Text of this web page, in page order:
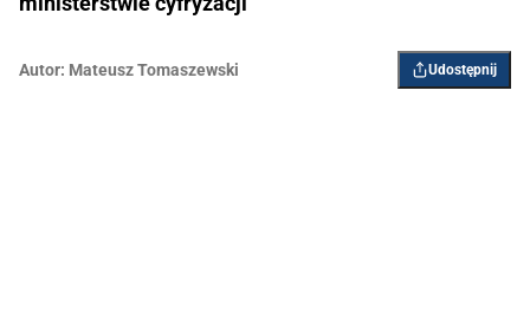
Autor: Mateusz Tomaszewski Udostępnij